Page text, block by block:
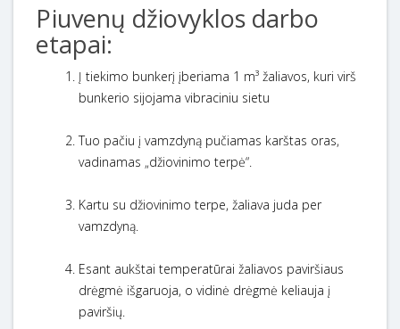
Pjuvenų džiovyklos darbo
etapai:
Į tiekimo bunkerį įberiama 1 m³ žaliavos, kuri virš
bunkerio sijojama vibraciniu sietu
Tuo pačiu į vamzdyną pučiamas karštas oras,
vadinamas „džiovinimo terpė“.
Kartu su džiovinimo terpe, žaliava juda per
vamzdyną.
Esant aukštai temperatūrai žaliavos paviršiaus
drėgmė išgaruoja, o vidinė drėgmė keliauja į
paviršių.